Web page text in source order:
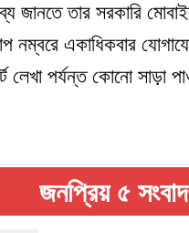
জনপ্রিয় ৫ সংবাদ
জানতে তার সরকারি
নম্বরে একাধিকবার
লেখা পর্যন্ত কোনো সাড়া